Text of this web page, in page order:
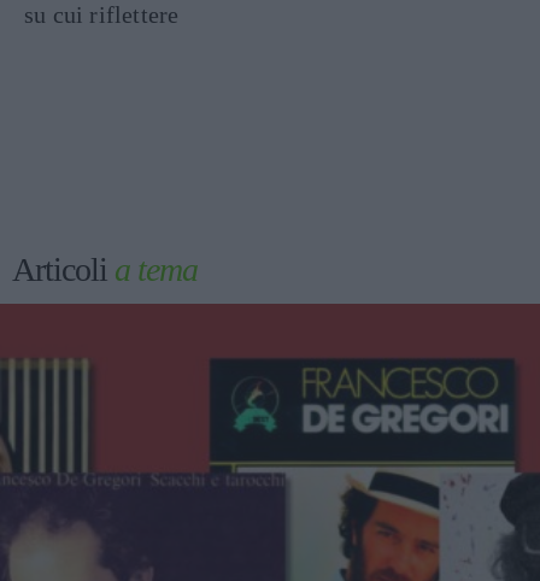
su cui riflettere
Articoli a tema